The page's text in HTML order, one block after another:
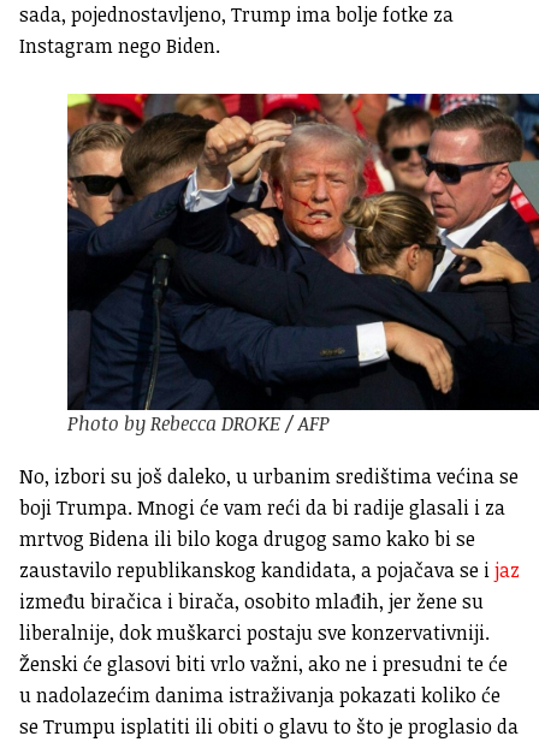
sada, pojednostavljeno, Trump ima bolje fotke za
Instagram nego Biden.
Photo by Rebecca DROKE / AFP
No, izbori su još daleko, u urbanim središtima većina se
boji Trumpa. Mnogi će vam reći da bi radije glasali i za
mrtvog Bidena ili bilo koga drugog samo kako bi se
zaustavilo republikanskog kandidata, a pojačava se ijaz
između biračica i birača, osobito mlađih, jer žene su
liberalnije, dok muškarci postaju sve konzervativniji.
Ženski će glasovi biti vrlo važni, ako ne i presudni te će
u nadolazećim danima istraživanja pokazati koliko će
se Trumpu isplatiti ili obiti o glavu to što je proglasio da